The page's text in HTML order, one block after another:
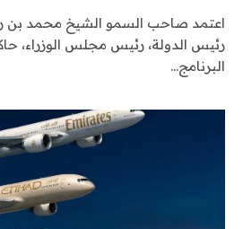
اعتمد صاحب السمو الشيخ محمد بن
رئيس الدولة، رئيس مجلس الوزراء،
البرنامج…